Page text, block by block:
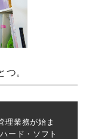
。
理業務が始ま
ード・ソフト